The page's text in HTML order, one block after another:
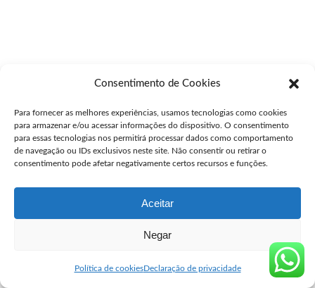
Consentimento de Cookies
Para fornecer as melhores experiências, usamos tecnologias como cookies
para armazenar e/ou acessar informações do dispositivo. O consentimento
para essas tecnologias nos permitirá processar dados como comportamento
de navegação ou IDs exclusivos neste site. Não consentir ou retirar o
consentimento pode afetar negativamente certos recursos e funções.
Aceitar
Negar
Política de cookiesDeclaração de privacidade